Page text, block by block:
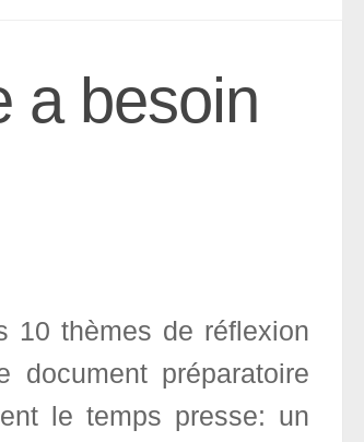
a besoin
10 thèmes de réflexion
préparatoire
le temps presse: un